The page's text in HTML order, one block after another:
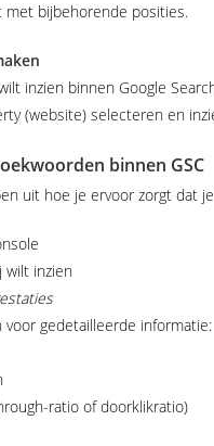
bijbehorende posities.
inzien binnen Google
(website) selecteren en
binnen GSC
uit hoe je ervoor zorgt dat
wilt inzien
voor gedetailleerde informatie:
ratio of doorklikratio)